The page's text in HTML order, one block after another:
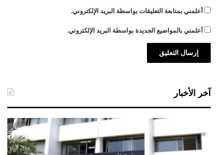
أعلمني بمتابعة التعليقات بواسطة البريد الإلكتروني.
أعلمني بالمواضيع الجديدة بواسطة البريد الإلكتروني.
آخر الأخبار